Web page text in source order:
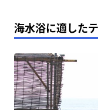
海水浴に適した